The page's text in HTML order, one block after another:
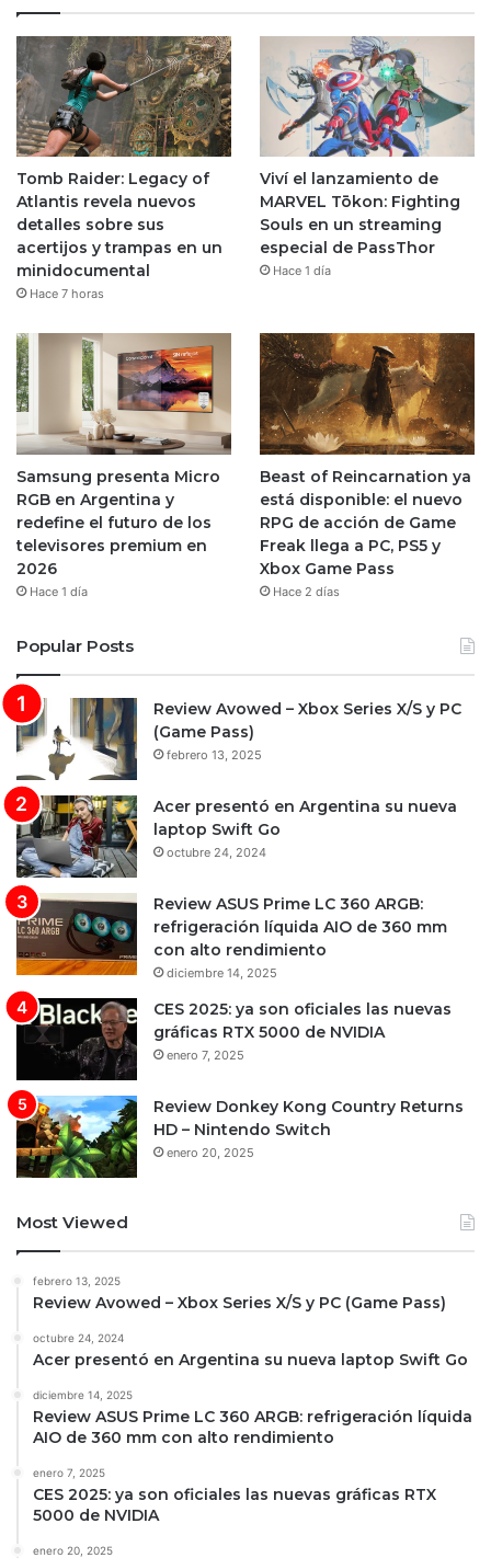
Tomb Raider: Legacy of
Atlantis revela nuevos
detalles sobre sus
acertijos y trampas en un
minidocumental
Hace 7 horas
Viví el lanzamiento de
MARVEL Tōkon: Fighting
Souls en un streaming
especial de PassThor
Hace 1 día
Samsung presenta Micro
RGB en Argentina y
redefine el futuro de los
televisores premium en
2026
Hace 1 día
Beast of Reincarnation ya
está disponible: el nuevo
RPG de acción de Game
Freak llega a PC, PS5 y
Xbox Game Pass
Hace 2 días
Popular Posts
Review Avowed – Xbox Series X/S y PC
(Game Pass)
febrero 13, 2025
Acer presentó en Argentina su nueva
laptop Swift Go
octubre 24, 2024
Review ASUS Prime LC 360 ARGB:
refrigeración líquida AIO de 360 mm
con alto rendimiento
diciembre 14, 2025
CES 2025: ya son oficiales las nuevas
gráficas RTX 5000 de NVIDIA
enero 7, 2025
Review Donkey Kong Country Returns
HD – Nintendo Switch
enero 20, 2025
Most Viewed
febrero 13, 2025
Review Avowed – Xbox Series X/S y PC (Game Pass)
octubre 24, 2024
Acer presentó en Argentina su nueva laptop Swift Go
diciembre 14, 2025
Review ASUS Prime LC 360 ARGB: refrigeración líquida
AIO de 360 mm con alto rendimiento
enero 7, 2025
CES 2025: ya son oficiales las nuevas gráficas RTX
5000 de NVIDIA
enero 20, 2025